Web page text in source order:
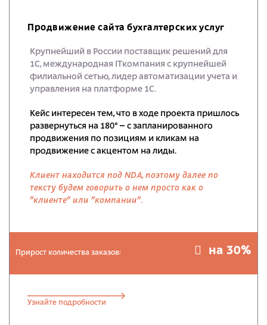
Продвижение сайта бухгалтерских услуг
Крупнейший в России поставщик решений для
1С, международная ITкомпания с крупнейшей
филиальной сетью, лидер автоматизации учета и
управления на платформе 1С.
Кейс интересен тем, что в ходе проекта пришлось
развернуться на 180° – с запланированного
продвижения по позициям и кликам на
продвижение с акцентом на лиды.
Клиент находится под NDA, поэтому далее по
тексту будем говорить о нем просто как о
"клиенте" или "компании".
Прирост количества заказов: на 30%
Узнайте подробности